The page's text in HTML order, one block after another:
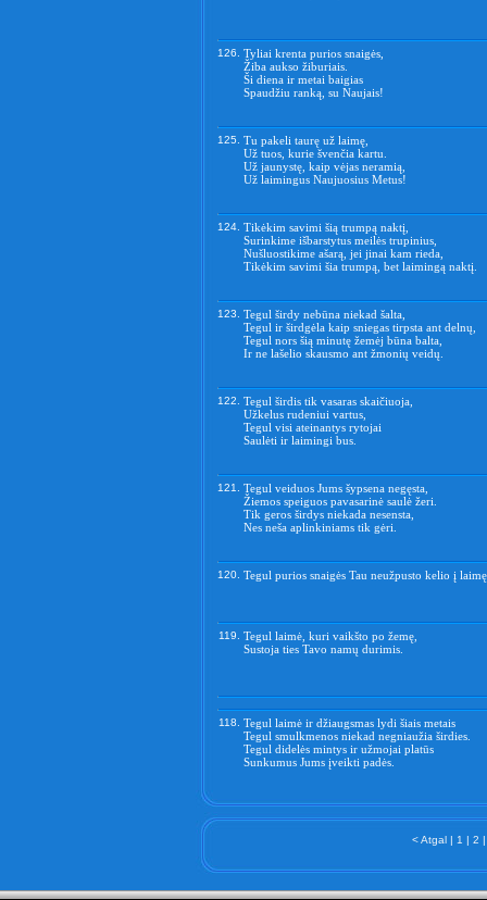
126. Tyliai krenta purios snaigės,
Žiba aukso žiburiais.
Ši diena ir metai baigias
Spaudžiu ranką, su Naujais!
125. Tu pakeli taurę už laimę,
Už tuos, kurie švenčia kartu.
Už jaunystę, kaip vėjas neramią,
Už laimingus Naujuosius Metus!
124. Tikėkim savimi šią trumpą naktį,
Surinkime išbarstytus meilės trupinius,
Nušluostikime ašarą, jei jinai kam rieda,
Tikėkim savimi šia trumpą, bet laimingą naktį.
123. Tegul širdy nebūna niekad šalta,
Tegul ir širdgėla kaip sniegas tirpsta ant delnų,
Tegul nors šią minutę žemėj būna balta,
Ir ne lašelio skausmo ant žmonių veidų.
122. Tegul širdis tik vasaras skaičiuoja,
Užkelus rudeniui vartus,
Tegul visi ateinantys rytojai
Saulėti ir laimingi bus.
121. Tegul veiduos Jums šypsena negęsta,
Žiemos speiguos pavasarinė saulė žeri.
Tik geros širdys niekada nesensta,
Nes neša aplinkiniams tik gėri.
120. Tegul purios snaigės Tau neužpusto kelio į
119. Tegul laimė, kuri vaikšto po žemę,
Sustoja ties Tavo namų durimis.
118. Tegul laimė ir džiaugsmas lydi šiais metais
Tegul smulkmenos niekad negniaužia širdies.
Tegul didelės mintys ir užmojai platūs
Sunkumus Jums įveikti padės.
< Atgal| 1 | 2 |